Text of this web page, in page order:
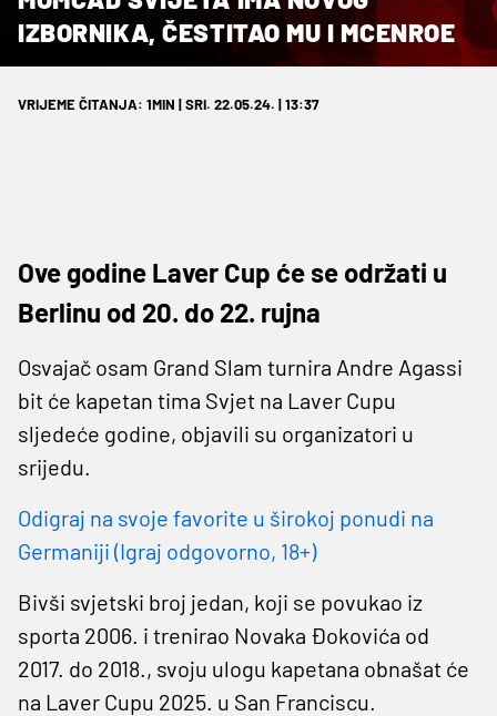
IZBORNIKA, ČESTITAO MU I MCENROE
VRIJEME ČITANJA: 1MIN | SRI. 22.05.24. | 13:37
Ove godine Laver Cup će se održati u
Berlinu od 20. do 22. rujna
Osvajač osam Grand Slam turnira Andre Agassi
bit će kapetan tima Svjet na Laver Cupu
sljedeće godine, objavili su organizatori u
srijedu.
Odigraj na svoje favorite u širokoj ponudi na
Germaniji (Igraj odgovorno, 18+)
Bivši svjetski broj jedan, koji se povukao iz
sporta 2006. i trenirao Novaka Đokovića od
2017. do 2018., svoju ulogu kapetana obnašat će
na Laver Cupu 2025. u San Franciscu.